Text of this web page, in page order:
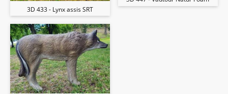
3D 433 - Lynx assis SRT